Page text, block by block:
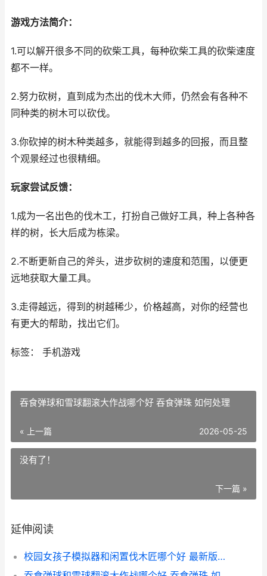
游戏方法简介：
1.可以解开很多不同的砍柴工具，每种砍柴工具的砍柴速度
都不一样。
2.努力砍树，直到成为杰出的伐木大师，仍然会有各种不
同种类的树木可以砍伐。
3.你砍掉的树木种类越多，就能得到越多的回报，而且整
个观景经过也很精细。
玩家尝试反馈：
1.成为一名出色的伐木工，打扮自己做好工具，种上各种各
样的树，长大后成为栋梁。
2.不断更新自己的斧头，进步砍树的速度和范围，以便更
远地获取大量工具。
3.走得越远，得到的树越稀少，价格越高，对你的经营也
有更大的帮助，找出它们。
标签： 手机游戏
吞食弹球和雪球翻滚大作战哪个好 吞食弹珠 如何处理
« 上一篇 2026-05-25
没有了！
下一篇 »
延伸阅读
校园女孩子模拟器和闲置伐木匠哪个好 最新版校园女生模拟器中文版